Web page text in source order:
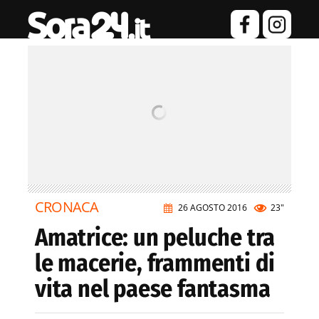
26 AGOSTO 2016 23"
CRONACA
Amatrice: un peluche tra
le macerie, frammenti di
vita nel paese fantasma